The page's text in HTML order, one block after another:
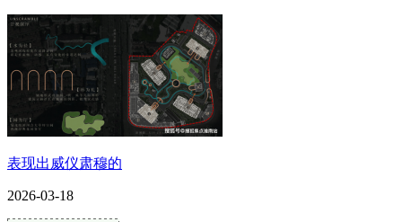
表现出威仪肃穆的
2026-03-18